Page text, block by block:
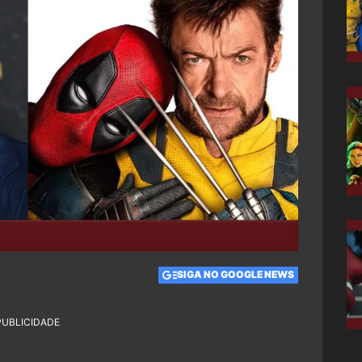
SIGA NO GOOGLE NEWS